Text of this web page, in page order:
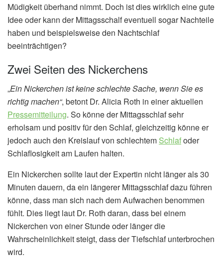
Müdigkeit überhand nimmt. Doch ist dies wirklich eine gute
Idee oder kann der Mittagsschalf eventuell sogar Nachteile
haben und beispielsweise den Nachtschlaf
beeinträchtigen?
Zwei Seiten des Nickerchens
„Ein Nickerchen ist keine schlechte Sache, wenn Sie es
richtig machen“, betont Dr. Alicia Roth in einer aktuellen
Pressemitteilung. So könne der Mittagsschlaf sehr
erholsam und positiv für den Schlaf, gleichzeitig könne er
jedoch auch den Kreislauf von schlechtem Schlafoder
Schlaflosigkeit am Laufen halten.
Ein Nickerchen sollte laut der Expertin nicht länger als 30
Minuten dauern, da ein längerer Mittagsschlaf dazu führen
könne, dass man sich nach dem Aufwachen benommen
fühlt. Dies liegt laut Dr. Roth daran, dass bei einem
Nickerchen von einer Stunde oder länger die
Wahrscheinlichkeit steigt, dass der Tiefschlaf unterbrochen
wird.